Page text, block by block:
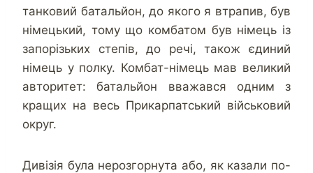
танковий батальйон, до якого я втрапив, був
німецький, тому що комбатом був німець із
запорізьких степів, до речі, також єдиний
німець у полку. Комбат-німець мав великий
авторитет: батальйон вважався одним з
кращих на весь Прикарпатський військовий
округ.
Дивізія була нерозгорнута або, як казали по-